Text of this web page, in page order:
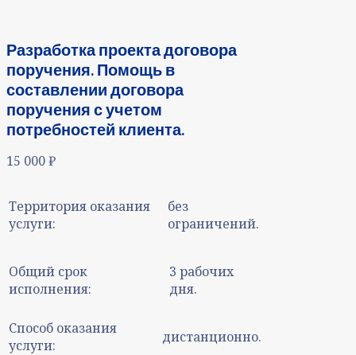
Разработка проекта договора
поручения. Помощь в
составлении договора
поручения с учетом
потребностей клиента.
15 000₽
Территория оказания
услуги:
без
ограничений.
Общий срок
исполнения:
3 рабочих
дня.
Способ оказания
услуги:
дистанционно.